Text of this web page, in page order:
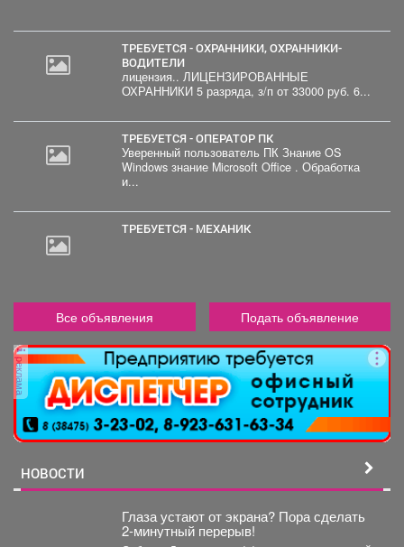
ТРЕБУЕТСЯ - ОХРАННИКИ, ОХРАННИКИ-
ВОДИТЕЛИ
лицензия.. ЛИЦЕНЗИРОВАННЫЕ
ОХРАННИКИ 5 разряда, з/п от 33000 руб. 6...
ТРЕБУЕТСЯ - ОПЕРАТОР ПК
Уверенный пользователь ПК Знание OS
Windows знание Microsoft Office . Обработка
и...
ТРЕБУЕТСЯ - МЕХАНИК
Все объявления Подать объявление
реклама
НОВОСТИ
Глаза устают от экрана? Пора сделать
2-минутный перерыв!